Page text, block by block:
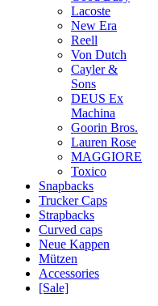
Lacoste
New Era
Reell
Von Dutch
Cayler &
Sons
DEUS Ex
Machina
Goorin Bros.
Lauren Rose
MAGGIORE
Toxico
Snapbacks
Trucker Caps
Strapbacks
Curved caps
Neue Kappen
Mützen
Accessories
[Sale]